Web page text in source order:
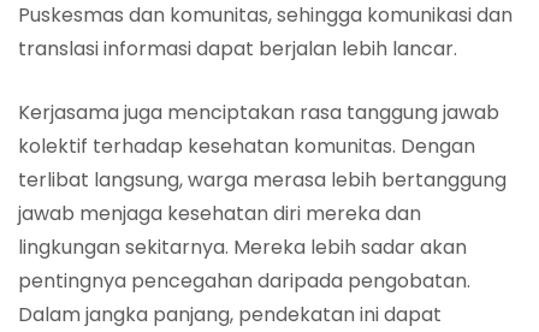
Puskesmas dan komunitas, sehingga komunikasi dan
translasi informasi dapat berjalan lebih lancar.
Kerjasama juga menciptakan rasa tanggung jawab
kolektif terhadap kesehatan komunitas. Dengan
terlibat langsung, warga merasa lebih bertanggung
jawab menjaga kesehatan diri mereka dan
lingkungan sekitarnya. Mereka lebih sadar akan
pentingnya pencegahan daripada pengobatan.
Dalam jangka panjang, pendekatan ini dapat